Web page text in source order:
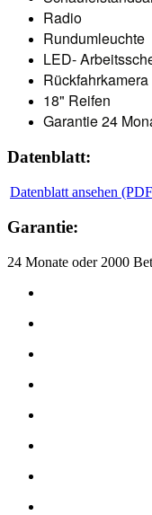
Radio
Rundumleuchte
LED-
Rückfahrkamera
18" Reifen
Garantie 24
Datenblatt:
Datenblatt ansehen
Garantie:
24 Monate oder 2000